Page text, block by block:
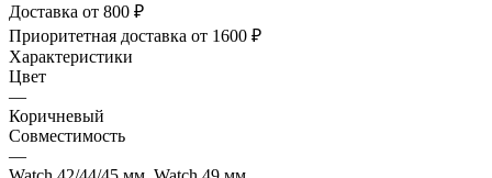
Доставка от 800 ₽
Приоритетная доставка от 1600 ₽
Характеристики
Цвет
—
Коричневый
Совместимость
—